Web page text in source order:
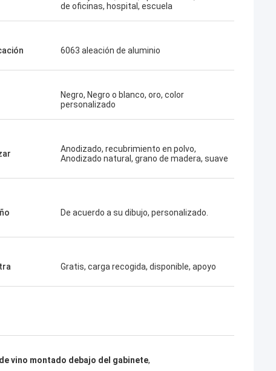
de oficinas, hospital, escuela
6063 aleación de aluminio
Negro, Negro o blanco, oro, color
personalizado
Anodizado, recubrimiento en polvo,
Anodizado natural, grano de madera, suave
De acuerdo a su dibujo, personalizado.
Gratis, carga recogida, disponible, apoyo
vino montado debajo del gabinete,